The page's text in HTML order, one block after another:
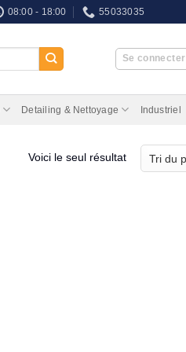
08:00 - 18:00 55033035
Se connecter
Detailing & Nettoyage Industriel
Voici le seul résultat